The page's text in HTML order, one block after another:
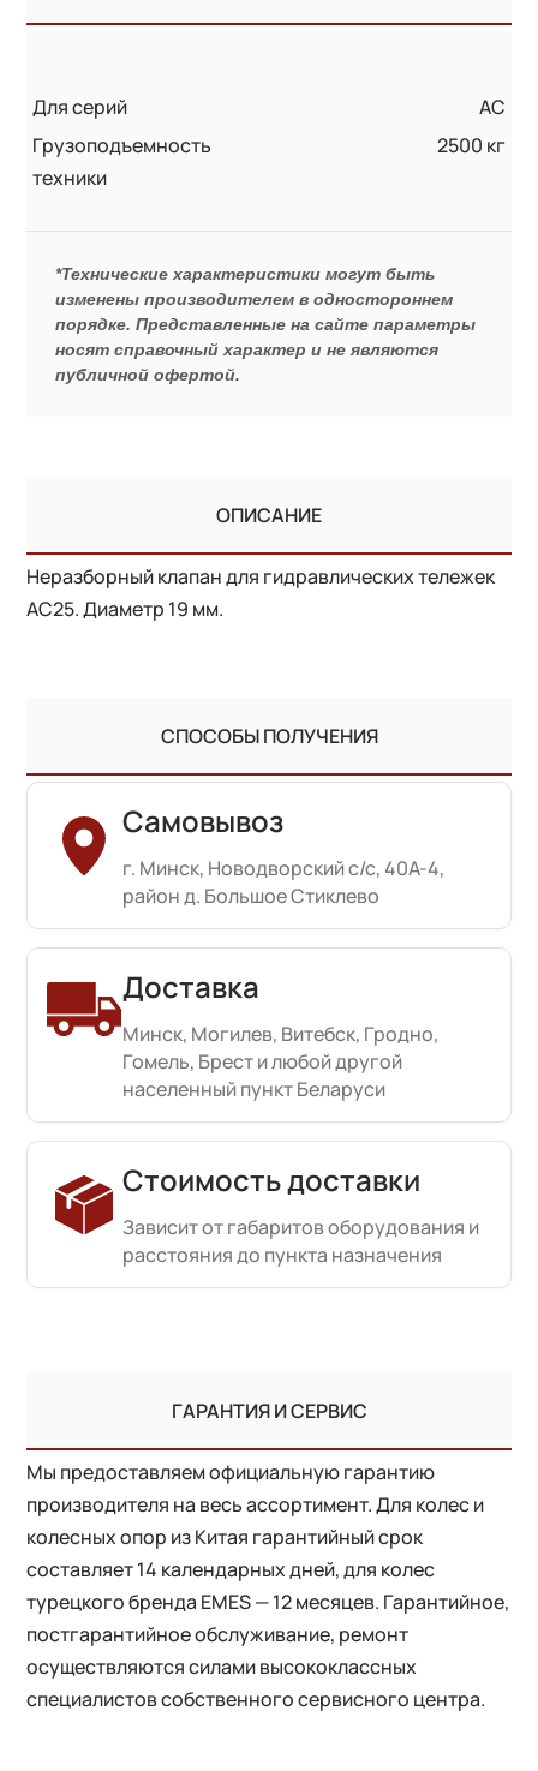
Для серий
AC
Грузоподъемность
техники
2500 кг
*Технические характеристики могут быть
изменены производителем в одностороннем
порядке. Представленные на сайте параметры
носят справочный характер и не являются
публичной офертой.
ОПИСАНИЕ
Неразборный клапан для гидравлических тележек
AC25. Диаметр 19 мм.
СПОСОБЫ ПОЛУЧЕНИЯ
Самовывоз
г. Минск, Новодворский с/с, 40А-4,
район д. Большое Стиклево
Доставка
Минск, Могилев, Витебск, Гродно,
Гомель, Брест и любой другой
населенный пункт Беларуси
Стоимость доставки
Зависит от габаритов оборудования и
расстояния до пункта назначения
ГАРАНТИЯ И СЕРВИС
Мы предоставляем официальную гарантию
производителя на весь ассортимент. Для колес и
колесных опор из Китая гарантийный срок
составляет 14 календарных дней, для колес
турецкого бренда EMES — 12 месяцев. Гарантийное,
постгарантийное обслуживание, ремонт
осуществляются силами высококлассных
специалистов собственного сервисного центра.